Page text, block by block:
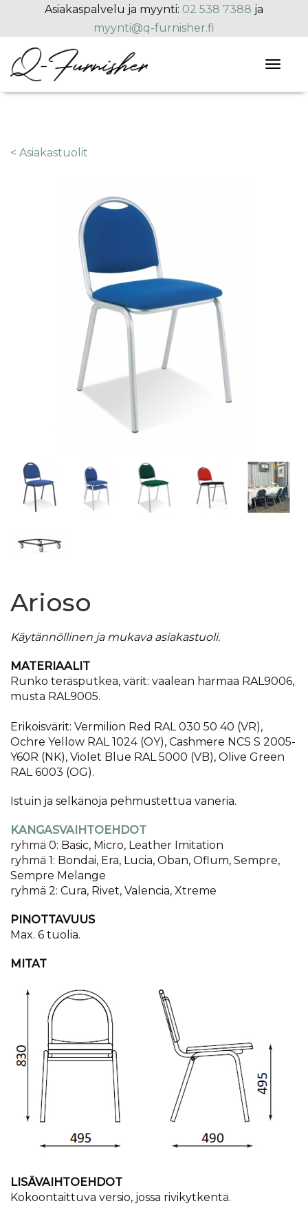
Hyppää pääsisältöön
Asiakaspalvelu ja myynti: 02 538 7388 ja
myynti@q-furnisher.fi
< Asiakastuolit
Arioso
Käytännöllinen ja mukava asiakastuoli.
MATERIAALIT
Runko teräsputkea, värit: vaalean harmaa RAL9006,
musta RAL9005.
Erikoisvärit: Vermilion Red RAL 030 50 40 (VR),
Ochre Yellow RAL 1024 (OY), Cashmere NCS S 2005-
Y60R (NK), Violet Blue RAL 5000 (VB), Olive Green
RAL 6003 (OG).
Istuin ja selkänoja pehmustettua vaneria.
KANGASVAIHTOEHDOT
ryhmä 0: Basic, Micro, Leather Imitation
ryhmä 1: Bondai, Era, Lucia, Oban, Oflum, Sempre,
Sempre Melange
ryhmä 2: Cura, Rivet, Valencia, Xtreme
PINOTTAVUUS
Max. 6 tuolia.
MITAT
LISÄVAIHTOEHDOT
Kokoontaittuva versio, jossa rivikytkentä.